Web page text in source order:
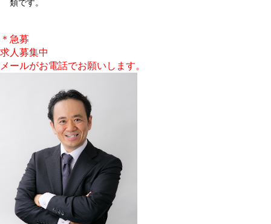
類です。
＊急募
求人募集中
メールがお電話でお願いします。